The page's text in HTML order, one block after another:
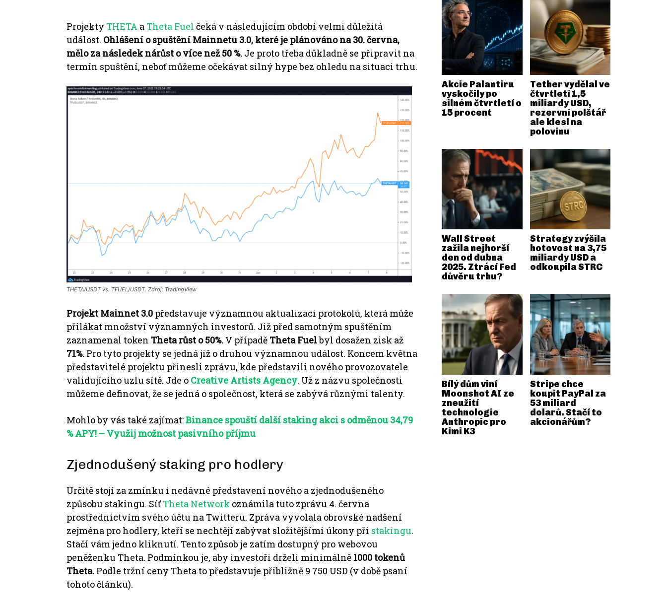
Projekty THETA a Theta Fuel čeká v následujícím období velmi důležitá
událost. Ohlášení o spuštění Mainnetu 3.0, které je plánováno na 30. června,
mělo za následek nárůst o více než 50 %. Je proto třeba důkladně se připravit na
termín spuštění, neboť můžeme očekávat silný hype bez ohledu na situaci trhu.
THETA/USDT vs. TFUEL/USDT. Zdroj: TradingView
Projekt Mainnet 3.0 představuje významnou aktualizaci protokolů, která může
přilákat množství významných investorů. Již před samotným spuštěním
zaznamenal token Theta růst o 50%. V případě Theta Fuelbyl dosažen zisk až
71%. Pro tyto projekty se jedná již o druhou významnou událost. Koncem května
představitelé projektu přinesli zprávu, kde představili nového provozovatele
validujícího uzlu sítě. Jde o Creative Artists Agency. Už z názvu společnosti
můžeme definovat, že se jedná o společnost, která se zabývá různými talenty.
Mohlo by vás také zajímat:Binance spouští další staking akci s odměnou 34,79
% APY! – Využij možnost pasivního příjmu
Zjednodušený staking pro hodlery
Určitě stojí za zmínku i nedávné představení nového a zjednodušeného
způsobu stakingu. SíťTheta Network oznámila tuto zprávu 4. června
prostřednictvím svého účtu na Twitteru. Zpráva vyvolala obrovské nadšení
zejména pro hodlery, kteří se nechtějí zabývat složitějšími úkony při stakingu.
Stačí vám jedno kliknutí. Tento způsob je zatím dostupný pro webovou
peněženku Theta. Podmínkou je, aby investoři drželi minimálně 1000 tokenů
Theta. Podle tržní ceny Theta to představuje přibližně 9 750 USD (v době psaní
tohoto článku).
Akcie Palantiru
vyskočily po
silném čtvrtletí o
15 procent
Tether vydělal ve
čtvrtletí 1,5
miliardy USD,
rezervní polštář
ale klesl na
polovinu
Wall Street
zažila nejhorší
den od dubna
2025. Ztrácí Fed
důvěru trhu?
Strategy zvýšila
hotovost na 3,75
miliardy USD a
odkoupila STRC
Bílý dům viní
Moonshot AI ze
zneužití
technologie
Anthropic pro
Kimi K3
Stripe chce
koupit PayPal za
53 miliard
dolarů. Stačí to
akcionářům?